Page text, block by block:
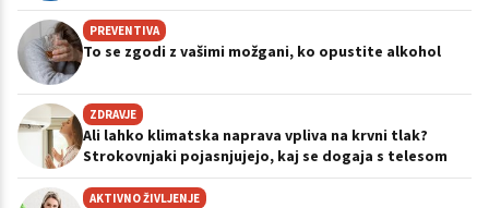
PREVENTIVA
To se zgodi z vašimi možgani, ko opustite alkohol
ZDRAVJE
Ali lahko klimatska naprava vpliva na krvni tlak?
Strokovnjaki pojasnjujejo, kaj se dogaja s telesom
AKTIVNO ŽIVLJENJE